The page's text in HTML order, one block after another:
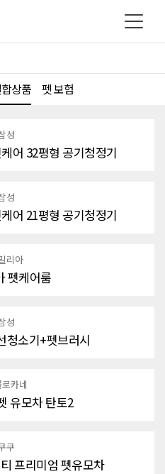
상품 펫 보험
성
어 32평형 공기청정기
성
어 21평형 공기청정기
리아
펫케어룸
성
청소기+펫브러시
카네
유모차 탄토2
쿠
프리미엄 펫유모차